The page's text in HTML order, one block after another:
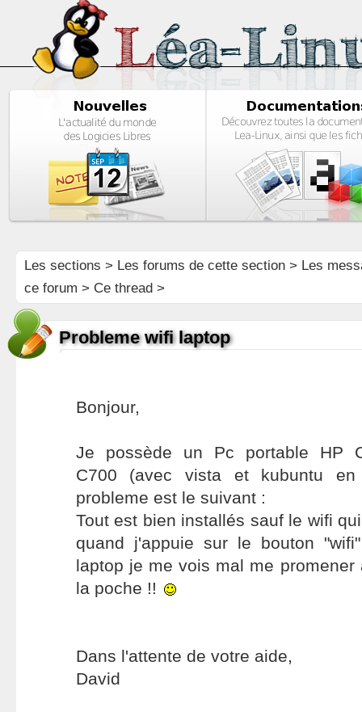
Les sections > Les forums de cette section> Les
ce forum > Ce thread >
Probleme wifi laptop
Bonjour,
Je possède un Pc portable HP
C700 (avec vista et kubuntu
probleme est le suivant :
Tout est bien installés sauf le wifi
quand j'appuie sur le bouton
laptop je me vois mal me
la poche !!
Dans l'attente de votre aide,
David